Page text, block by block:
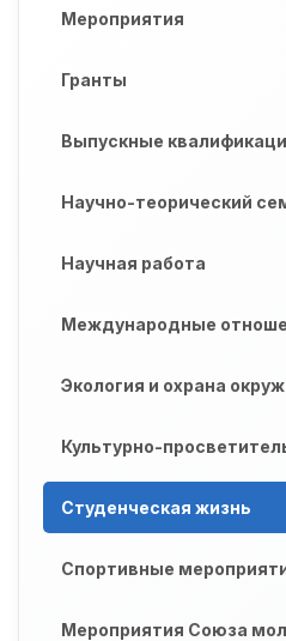
Мероприятия
Гранты
Выпускные
Научно-теорический
Научная работа
Международные
Экология и охрана
Культурно-
Студенческая жизнь
Спортивные
Мероприятия Союза